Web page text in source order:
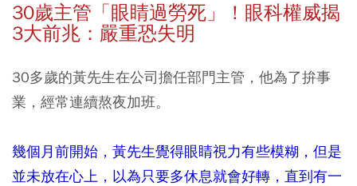
30歲主管「眼睛過勞死」！ 眼科權威揭
3大前兆：嚴重恐失明
30多歲的黃先生在公司擔任部門主管，他為了拚事
業，經常連續熬夜加班。
幾個月前開始，黃先生覺得眼睛視力有些模糊，但是
並未放在心上，以為只要多休息就會好轉，直到有一